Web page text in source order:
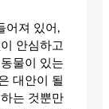
어져 있어,
안심하고
물이 있는
대안이 될
는 것뿐만